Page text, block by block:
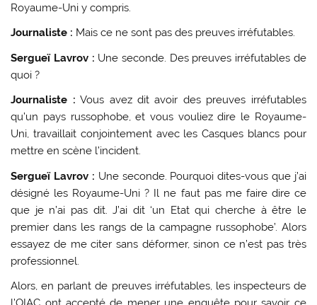
Royaume-Uni y compris.
Journaliste : Mais ce ne sont pas des preuves irréfutables.
Sergueï Lavrov : Une seconde. Des preuves irréfutables de
quoi ?
Journaliste : Vous avez dit avoir des preuves irréfutables
qu’un pays russophobe, et vous vouliez dire le Royaume-
Uni, travaillait conjointement avec les Casques blancs pour
mettre en scène l’incident.
Sergueï Lavrov : Une seconde. Pourquoi dites-vous que j’ai
désigné les Royaume-Uni ? Il ne faut pas me faire dire ce
que je n’ai pas dit. J’ai dit ‘un Etat qui cherche à être le
premier dans les rangs de la campagne russophobe’. Alors
essayez de me citer sans déformer, sinon ce n’est pas très
professionnel.
Alors, en parlant de preuves irréfutables, les inspecteurs de